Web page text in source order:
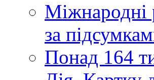
за
Понад 164